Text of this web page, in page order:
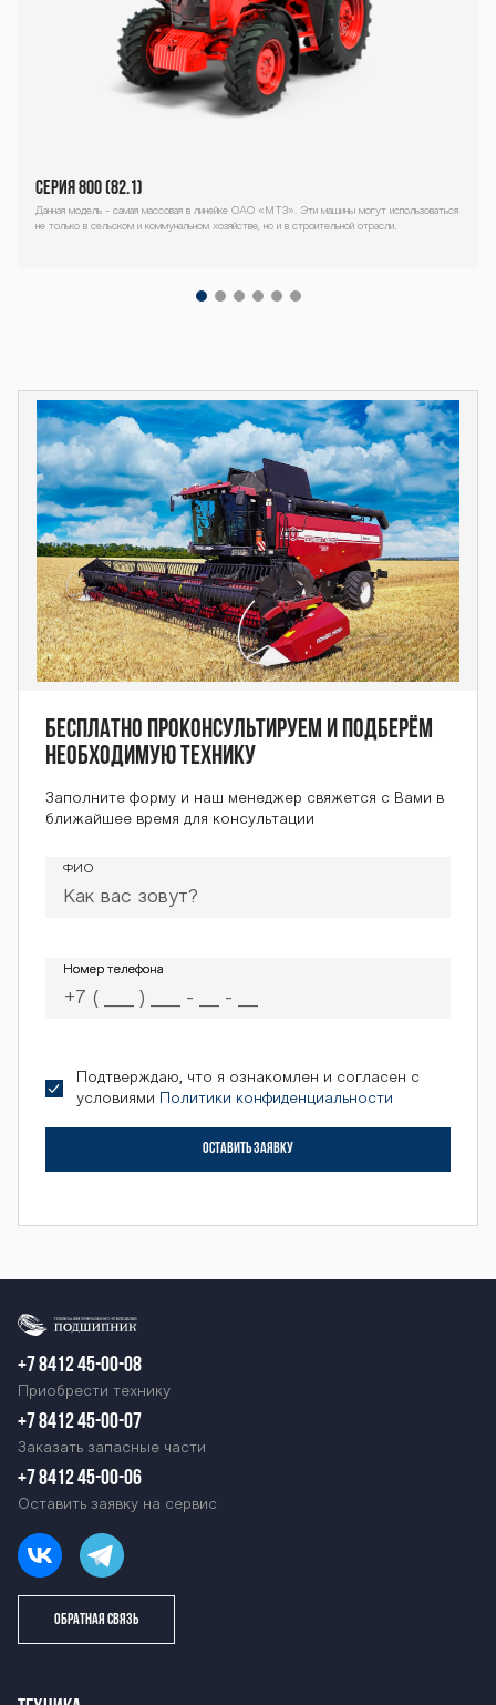
900-952-3 ser
iya-900-952-3
seriya-900-95
2-3 seriya-900
-952-3
Серия 800 (82.1)
Данная модель - самая массовая в линейке ОАО «МТЗ». Эти машины могут использоваться
не только в сельском и коммунальном хозяйстве, но и в строительной отрасли.
Бесплатно проконсультируем и подберём
необходимую технику
Заполните форму и наш менеджер свяжется с Вами в
ближайшее время для консультации
ФИО
Номер телефона
Номер телефона
Подтверждаю, что я ознакомлен и согласен с
условиями
Политики конфиденциальности
ОСТАВИТЬ ЗАЯВКУ
+7 8412 45-00-08
Приобрести технику
+7 8412 45-00-07
Заказать запасные части
+7 8412 45-00-06
Оставить заявку на сервис
ОБРАТНАЯ СВЯЗЬ